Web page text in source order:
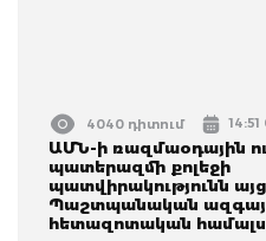
4040 դիտում
ԱՄՆ-ի ռազմաօդային
պատերազմի քոլեջի
պատվիրակությունն
Պաշտպանական
հետազոտական